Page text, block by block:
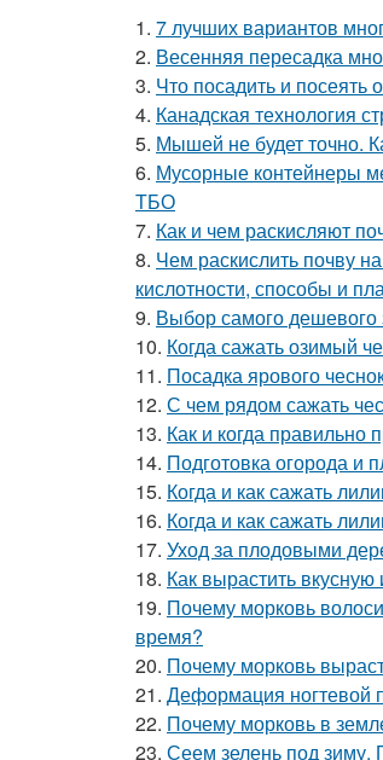
1. 7 лучших вариантов
2. Весенняя пересадка
3. Что посадить и посеять
4. Канадская технология
5. Мышей не будет точно.
6. Мусорные контейнеры
ТБО
7. Как и чем раскисляют
8. Чем раскислить почву
кислотности, способы и
9. Выбор самого
10. Когда сажать озимый
11. Посадка ярового
12. С чем рядом сажать
13. Как и когда правильно
14. Подготовка огорода и
15. Когда и как сажать
16. Когда и как сажать
17. Уход за плодовыми
18. Как вырастить
19. Почему морковь
время?
20. Почему морковь
21. Деформация ногтевой
22. Почему морковь в
23. Сеем зелень под зиму.